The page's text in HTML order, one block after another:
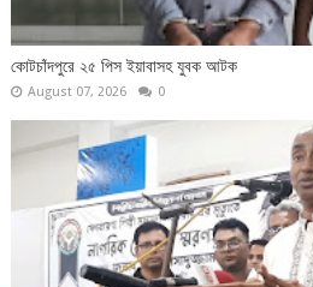
কোটচাঁদপুরে ২৫ পিস ইয়াবাসহ যুবক আটক
August 07, 2026 0